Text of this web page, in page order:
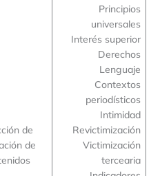
de
de
Principios
universales
Interés superior
Derechos
Lenguaje
Contextos
periodísticos
Intimidad
Revictimización
Victimización
tercearia